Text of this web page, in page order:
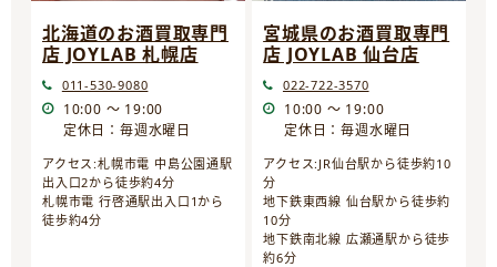
北海道のお酒買取専門
店 JOYLAB 札幌店
011-530-9080
10:00 ～ 19:00
定休日：毎週水曜日
アクセス:札幌市電 中島公園通駅
出入口2から徒歩約4分
札幌市電 行啓通駅出入口1から
徒歩約4分
宮城県のお酒買取専門
店 JOYLAB 仙台店
022-722-3570
10:00 ～ 19:00
定休日：毎週水曜日
アクセス:JR仙台駅から徒歩約10
分
地下鉄東西線 仙台駅から徒歩約
10分
地下鉄南北線 広瀬通駅から徒歩
約6分